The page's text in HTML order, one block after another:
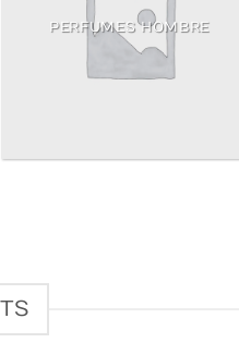
PERFUMES HOMBRE